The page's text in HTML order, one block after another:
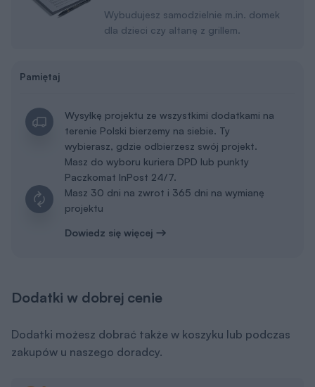
Wybudujesz samodzielnie m.in. domek
dla dzieci czy altanę z grillem.
Pamiętaj
Wysyłkę projektu ze wszystkimi dodatkami na
terenie Polski bierzemy na siebie. Ty
wybierasz, gdzie odbierzesz swój projekt.
Masz do wyboru kuriera DPD lub punkty
Paczkomat InPost 24/7.
Masz 30 dni na zwrot i 365 dni na wymianę
projektu
Dowiedz się więcej
Dodatki w dobrej cenie
Dodatki możesz dobrać także w koszyku lub podczas
zakupów u naszego doradcy.